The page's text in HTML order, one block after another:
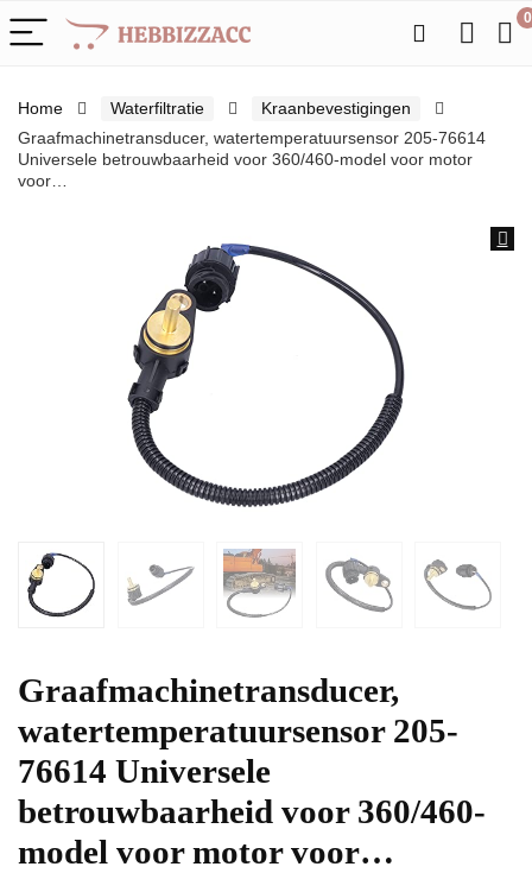
0
Home Waterfiltratie
Kraanbevestigingen
Graafmachinetransducer, watertemperatuursensor 205-76614
Universele betrouwbaarheid voor 360/460-model voor motor
voor…
Graafmachinetransducer,
watertemperatuursensor 205-
76614 Universele
betrouwbaarheid voor 360/460-
model voor motor voor…